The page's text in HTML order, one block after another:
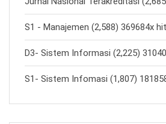
S1 - Manajemen (2,588) 369684x
D3- Sistem Informasi (2,225)
S1- Sistem Infomasi (1,807)